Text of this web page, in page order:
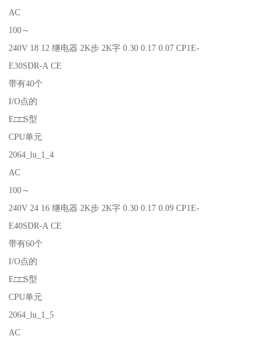
AC
100～
240V 18 12 继电器 2K步 2K字 0.30 0.17 0.07 CP1E-
E30SDR-A CE
带有40个
I/O点的
E□□S型
CPU单元
2064_lu_1_4
AC
100～
240V 24 16 继电器 2K步 2K字 0.30 0.17 0.09 CP1E-
E40SDR-A CE
带有60个
I/O点的
E□□S型
CPU单元
2064_lu_1_5
AC